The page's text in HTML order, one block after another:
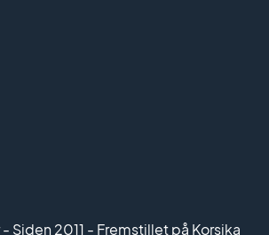
Siden 2011 - Fremstillet på Korsika